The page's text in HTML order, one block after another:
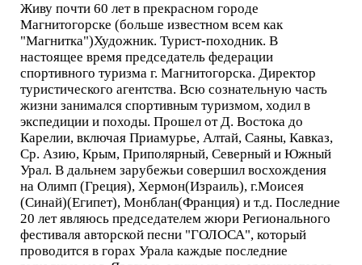
Живу почти 60 лет в прекрасном городе
Магнитогорске (больше известном всем как
"Магнитка")Художник. Турист-походник. В
настоящее время председатель федерации
спортивного туризма г. Магнитогорска. Директор
туристического агентства. Всю сознательную часть
жизни занимался спортивным туризмом, ходил в
экспедиции и походы. Прошел от Д. Востока до
Карелии, включая Приамурье, Алтай, Саяны, Кавказ,
Ср. Азию, Крым, Приполярный, Северный и Южный
Урал. В дальнем зарубежьи совершил восхождения
на Олимп (Греция), Хермон(Израиль), г.Моисея
(Синай)(Египет), Монблан(Франция) и т.д. Последние
20 лет являюсь председателем жюри Регионального
фестиваля авторской песни "ГОЛОСА", который
проводится в горах Урала каждые последние